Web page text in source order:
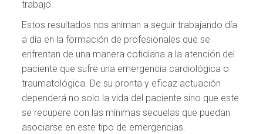
trabajo.
Estos resultados nos animan a seguir trabajando día
a día en la formación de profesionales que se
enfrentan de una manera cotidiana a la atención del
paciente que sufre una emergencia cardiológica o
traumatológica. De su pronta y eficaz actuación
dependerá no solo la vida del paciente sino que este
se recupere con las mínimas secuelas que puedan
asociarse en este tipo de emergencias.